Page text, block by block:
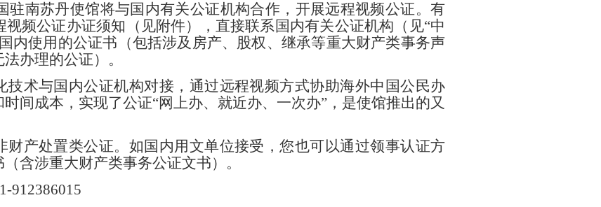
驻南苏丹使馆将与国内有关公证机构合作，开展远程视频公证。有
频公证办证须知（见附件），直接联系国内有关公证机构（见“中
内使用的公证书（包括涉及房产、股权、继承等重大财产类事务声
办理的公证）。
技术与国内公证机构对接，通过远程视频方式协助海外中国公民办
间成本，实现了公证“网上办、就近办、一次办”，是使馆推出的又
财产处置类公证。如国内用文单位接受，您也可以通过领事认证方
含涉重大财产类事务公证文书）。
912386015